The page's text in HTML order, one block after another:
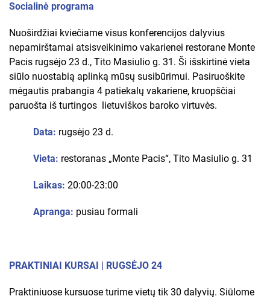
Socialinė programa
Nuoširdžiai kviečiame visus konferencijos dalyvius
nepamirštamai atsisveikinimo vakarienei restorane Monte
Pacis rugsėjo 23 d., Tito Masiulio g. 31. Ši išskirtinė vieta
siūlo nuostabią aplinką mūsų susibūrimui. Pasiruoškite
mėgautis prabangia 4 patiekalų vakariene, kruopščiai
paruošta iš turtingos lietuviškos baroko virtuvės.
Data: rugsėjo 23 d.
Vieta: restoranas „Monte Pacis“, Tito Masiulio g. 31
Laikas: 20:00-23:00
Apranga: pusiau formali
PRAKTINIAI KURSAI | RUGSĖJO 24
Praktiniuose kursuose turime vietų tik 30 dalyvių. Siūlome